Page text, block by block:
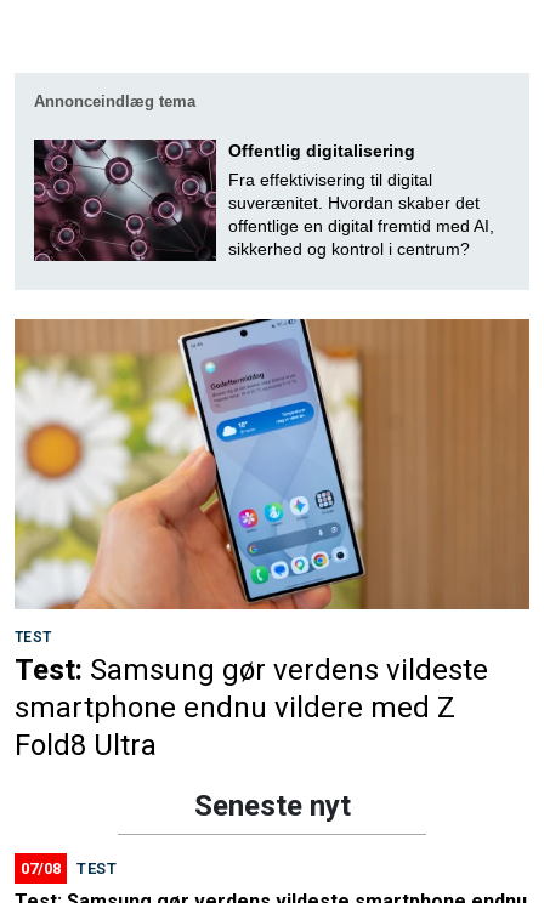
Annonceindlæg tema
Offentlig digitalisering
Fra effektivisering til digital
suverænitet. Hvordan skaber det
offentlige en digital fremtid med AI,
sikkerhed og kontrol i centrum?
TEST
Test: Samsung gør verdens vildeste
smartphone endnu vildere med Z
Fold8 Ultra
Seneste nyt
07/08 TEST